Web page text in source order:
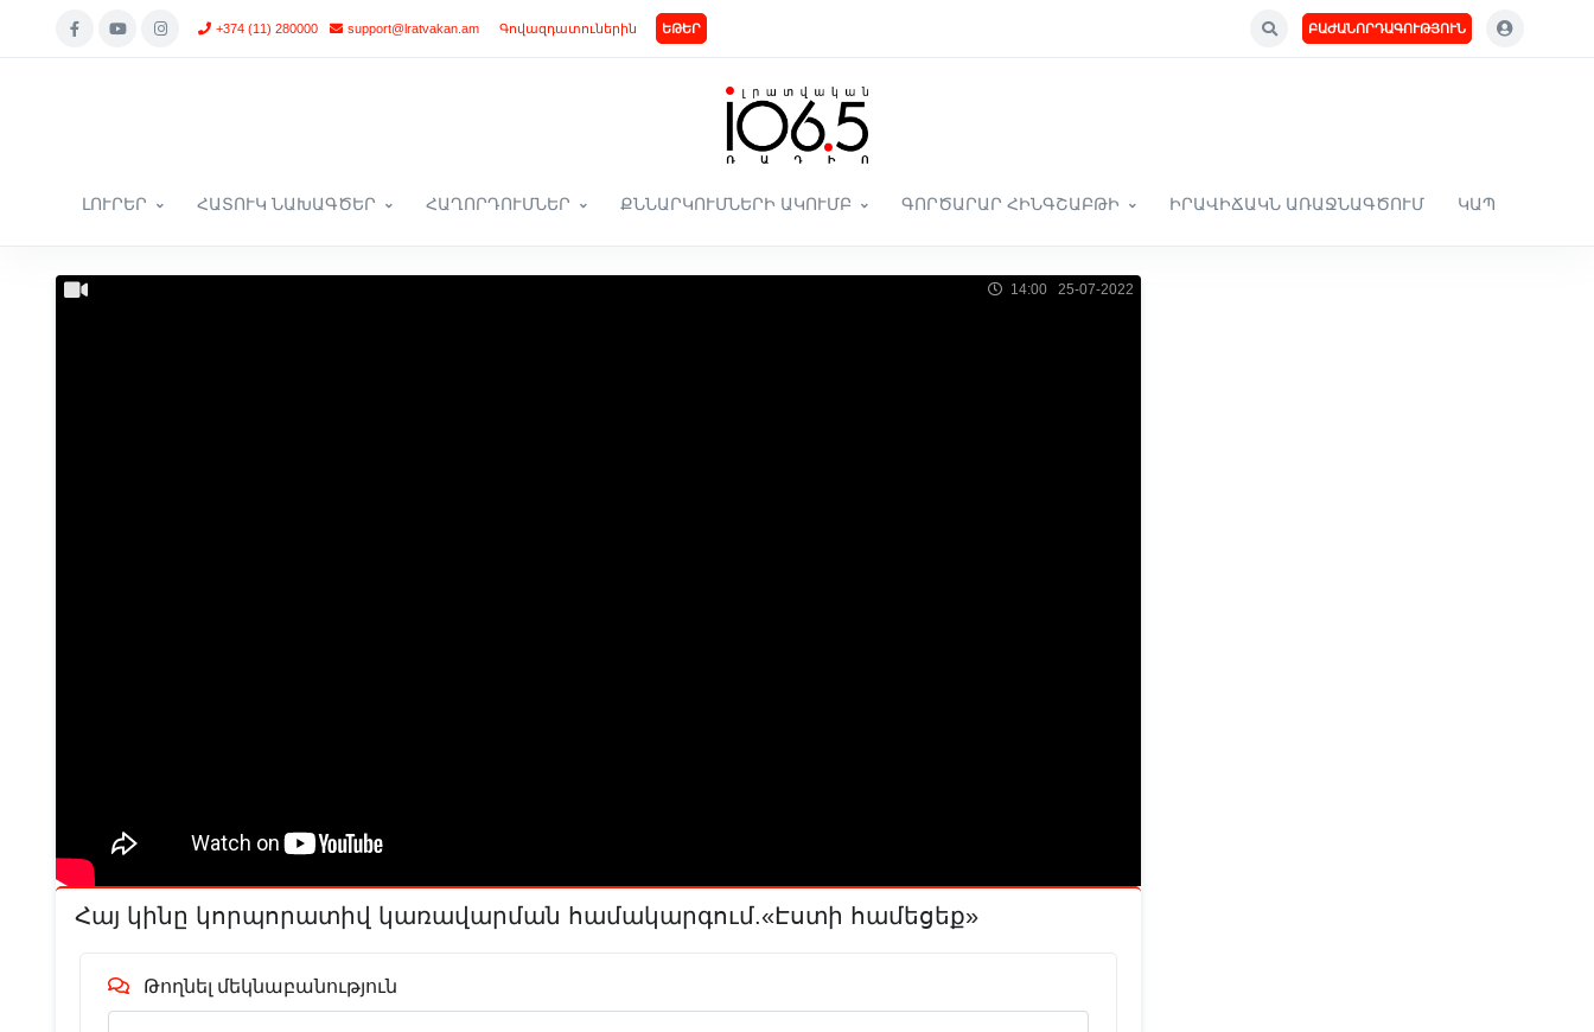
+374 (11) 280000 support@lratvakan.am Գովազդատուներին ԵԹԵՐ ԲԱԺԱՆՈՐԴԱԳՈՒԹՅՈՒՆ
ԼՈՒՐԵՐ ՀԱՏՈՒԿ ՆԱԽԱԳԾԵՐ ՀԱՂՈՐԴՈՒՄՆԵՐ ՔՆՆԱՐԿՈՒՄՆԵՐԻ ԱԿՈՒՄԲ ԳՈՐԾԱՐԱՐ ՀԻՆԳՇԱԲԹԻ ԻՐԱՎԻՃԱԿՆ ԱՌԱՋՆԱԳԾՈՒՄ ԿԱՊ
14:00 25-07-2022
Հայ կինը կորպորատիվ կառավարման համակարգում.«Էստի համեցեք»
Թողնել մեկնաբանություն